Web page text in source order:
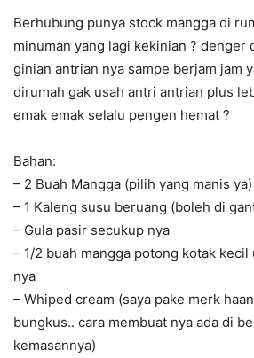
Berhubung punya stock mangga di
minuman yang lagi kekinian ? denger
ginian antrian nya sampe berjam jam
dirumah gak usah antri antrian plus
emak emak selalu pengen hemat ?
Bahan:
– 2 Buah Mangga (pilih yang manis ya)
– 1 Kaleng susu beruang (boleh di
– Gula pasir secukup nya
– 1/2 buah mangga potong kotak
nya
– Whiped cream (saya pake merk
bungkus.. cara membuat nya ada di
kemasannya)